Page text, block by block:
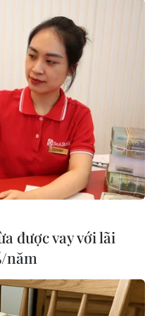
là các tuyến vận
các tuyến sông và
các cơ quan, đơn
Vận tải và các
có phương án bảo
lượng và an toàn đối
khách, hàng hóa,
hành khách bằng
đối với Cảng Hàng
Cảng Hàng không
tình trạng chậm,
khách không kịp về
tiện; xử lý nghiêm
được vay với lãi
năm